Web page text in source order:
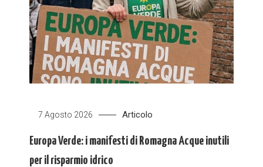
7 Agosto 2026 Articolo
Europa Verde: i manifesti di Romagna Acque inutili
per il risparmio idrico